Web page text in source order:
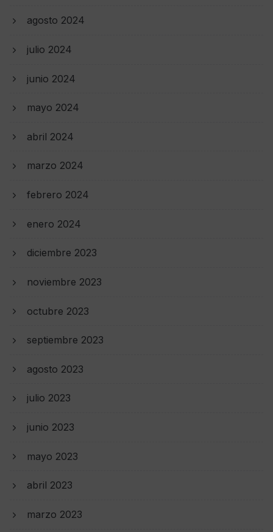
agosto 2024
julio 2024
junio 2024
mayo 2024
abril 2024
marzo 2024
febrero 2024
enero 2024
diciembre 2023
noviembre 2023
octubre 2023
septiembre 2023
agosto 2023
julio 2023
junio 2023
mayo 2023
abril 2023
marzo 2023